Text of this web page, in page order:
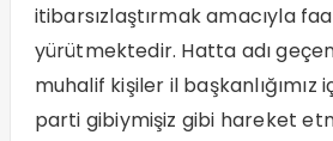
itibarsızlaştırmak amacıyla
yürütmektedir. Hatta adı
muhalif kişiler il başkanlığımız
parti gibiymişiz gibi hareket